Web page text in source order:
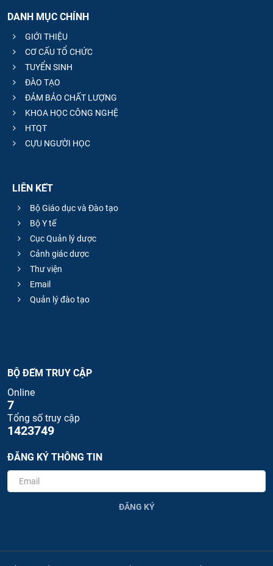
DANH MỤC CHÍNH
GIỚI THIỆU
CƠ CẤU TỔ CHỨC
TUYỂN SINH
ĐÀO TẠO
ĐẢM BẢO CHẤT LƯỢNG
KHOA HỌC CÔNG NGHỆ
HTQT
CỰU NGƯỜI HỌC
LIÊN KẾT
Bộ Giáo dục và Đào tạo
Bộ Y tế
Cục Quản lý dược
Cảnh giác dược
Thư viện
Email
Quản lý đào tạo
BỘ ĐẾM TRUY CẬP
Online
7
Tổng số truy cập
1423749
ĐĂNG KÝ THÔNG TIN
ĐĂNG KÝ